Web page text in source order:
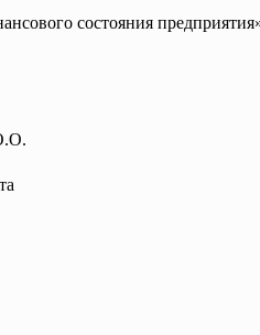
состояния